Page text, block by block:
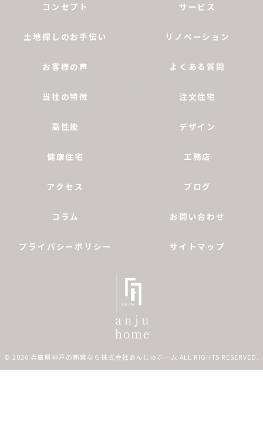
コンセプト サービス
土地探しのお手伝い リノベーション
お客様の声 よくある質問
当社の特徴 注文住宅
高性能 デザイン
健康住宅 工務店
アクセス ブログ
コラム お問い合わせ
プライバシーポリシー サイトマップ
© 2026 兵庫県神戸の新築なら株式会社あんじゅホーム ALL RIGHTS RESERVED.